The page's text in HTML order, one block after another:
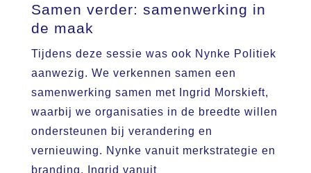
Samen verder: samenwerking in
de maak
Tijdens deze sessie was ook Nynke Politiek
aanwezig. We verkennen samen een
samenwerking samen met Ingrid Morskieft,
waarbij we organisaties in de breedte willen
ondersteunen bij verandering en
vernieuwing. Nynke vanuit merkstrategie en
branding, Ingrid vanuit